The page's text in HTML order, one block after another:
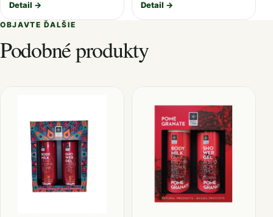
Detail → Detail →
OBJAVTE ĎALŠIE
Podobné produkty